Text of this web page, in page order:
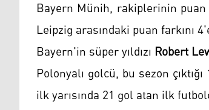
Bayern Münih, rakiplerinin
Leipzig arasındaki puan farkını
Bayern'in süper yıldızı Robert
Polonyalı golcü, bu sezon
ilk yarısında 21 gol atan ilk